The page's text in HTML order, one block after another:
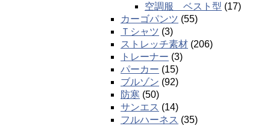
空調服 ベスト型 (17)
カーゴパンツ (55)
Ｔシャツ (3)
ストレッチ素材 (206)
トレーナー (3)
パーカー (15)
ブルゾン (92)
防寒 (50)
サンエス (14)
フルハーネス (35)